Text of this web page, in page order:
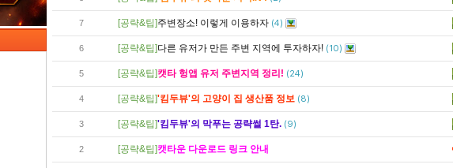
7 [공략&팁]주변장소! 이렇게 이용하자 (4)
6 [공략&팁]다른 유저가 만든 주변 지역에 투자하자! (10)
5 [공략&팁]캣타 헝앱 유저 주변지역 정리! (24)
4 [공략&팁]'킴두뷰'의 고양이 집 생산품 정보 (8)
3 [공략&팁]'킴두뷰'의 막푸는 공략썰 1탄. (9)
2 [공략&팁]캣타운 다운로드 링크 안내